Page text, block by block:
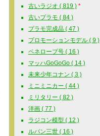
古いラジオ ( 819 ) *
古いプラモ ( 84 )
プラモ完成品 ( 47 )
プロモーションモデル ( 9 )
ペネロープ号 ( 16 )
マッハGoGoGo ( 14 )
未来少年コナン ( 3 )
ミニミニカー ( 44 )
ミリタリー ( 82 )
洋画 ( 77 )
ラジコン模型 ( 12 )
ルパン三世 ( 16 )